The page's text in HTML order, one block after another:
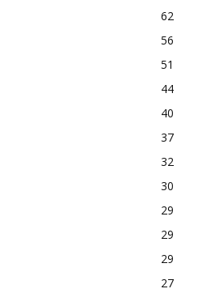
62
56
51
44
40
37
32
30
29
29
29
27